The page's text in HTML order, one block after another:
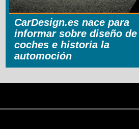
CarDesign.es nace para
informar sobre diseño de
coches e historia la
automoción